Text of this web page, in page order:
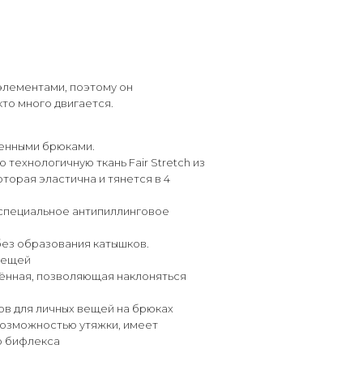
поэтому он
много двигается.
брюками.
ткань Fair Stretch из
эластична и тянется в 4
антипиллинговое
образования катышков.
позволяющая наклоняться
для личных вещей на брюках
утяжки, имеет
бифлекса